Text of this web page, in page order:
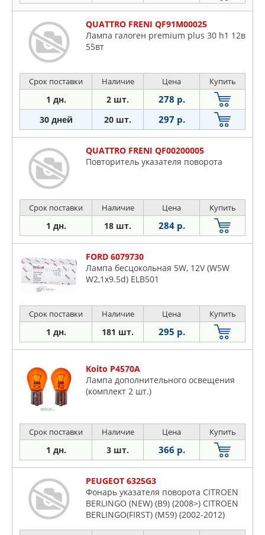
QUATTRO FRENI QF91M00025
Лампа галоген premium plus 30 h1 12в
55вт
Срок поставки Наличие Цена Купить
1 дн. 2 шт. 278 р.
30 дней 20 шт. 297 р.
QUATTRO FRENI QF00200005
Повторитель указателя поворота
Срок поставки Наличие Цена Купить
1 дн. 18 шт. 284 р.
FORD 6079730
Лампа бесцокольная 5W, 12V (W5W
W2,1x9.5d) ELB501
Срок поставки Наличие Цена Купить
1 дн. 181 шт. 295 р.
Koito P4570A
Лампа дополнительного освещения
(комплект 2 шт.)
Срок поставки Наличие Цена Купить
1 дн. 3 шт. 366 р.
PEUGEOT 6325G3
Фонарь указателя поворота CITROEN
BERLINGO (NEW) (B9) (2008>) CITROEN
BERLINGO(FIRST) (M59) (2002-2012)